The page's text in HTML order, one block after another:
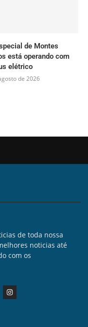
de Montes
está operando com
elétrico
de 2026
de toda nossa
noticias até
com os